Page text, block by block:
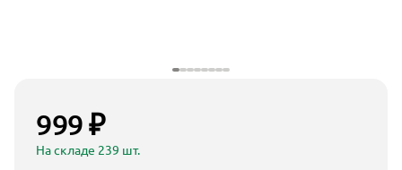
999 ₽
На складе 239 шт.